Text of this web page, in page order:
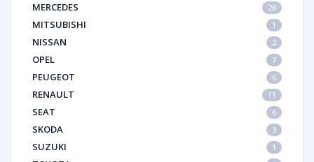
MERCEDES 28
MITSUBISHI 1
NISSAN 2
OPEL 7
PEUGEOT 6
RENAULT 11
SEAT 6
SKODA 3
SUZUKI 1